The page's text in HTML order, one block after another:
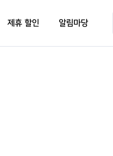
제휴 할인 알림마당